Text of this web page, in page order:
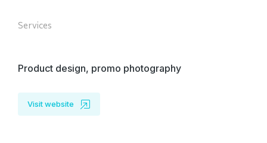
Services
Product design, promo photography
Visit website